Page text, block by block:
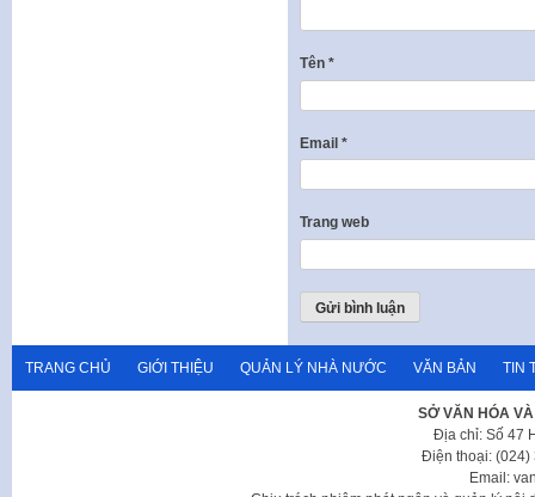
Tên *
Email *
Trang web
TRANG CHỦ GIỚI THIỆU QUẢN LÝ NHÀ NƯỚC VĂN BẢN TIN
SỞ VĂN HÓA
Địa chỉ: Số 47
Điện thoại: (024)
Email: